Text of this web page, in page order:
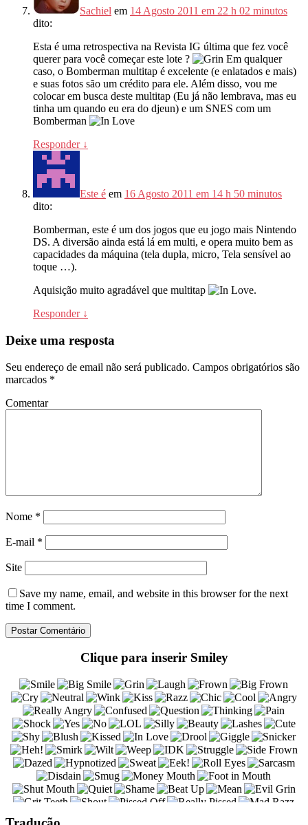
Sachiel em 14 Agosto 2011 em 22 h 02 minutos
dito:
Esta é uma retrospectiva na Revista IG última que fez você
querer para você começar este lote ?
Em qualquer
caso, o Bomberman multitap é excelente (e enlatados e mais)
e suas fotos são um crédito para ele. Além disso, vou me
colocar em busca deste multitap (Eu já não lembrava, mas eu
tinha um quando eu era do djeun) e um SNES com um
Bomberman
Responder ↓
Este é em 16 Agosto 2011 em 14 h 50 minutos
dito:
Bomberman, este é um dos jogos que eu jogo mais Nintendo
DS. A diversão ainda está lá em multi, e opera muito bem as
capacidades da máquina (tela dupla, micro, Tela sensível ao
toque …).
Aquisição muito agradável que multitap
.
Responder ↓
Deixe uma resposta
Seu endereço de email não será publicado. Campos obrigatórios são
marcados *
Comentar
Nome *
E-mail *
Site
Save my name, email, and website in this browser for the next
time I comment.
Clique para inserir Smiley